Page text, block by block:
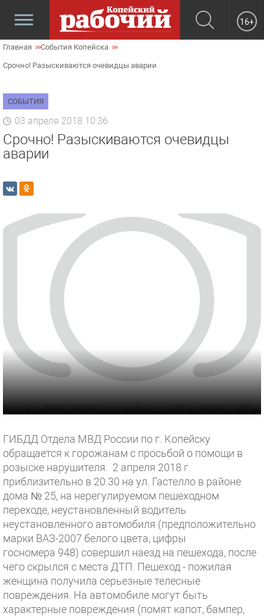
16+
Главная События Копейска
Срочно! Разыскиваются очевидцы аварии
СОБЫТИЯ
03 апреля 2018 10:36
Срочно! Разыскиваются очевидцы
аварии
ГИБДД Отдела МВД России по г. Копейску
обращается к горожанам с просьбой о помощи в
розыске нарушителя. 2 апреля 2018 г.
приблизительно в 20.30 на ул. Гастелло в районе
дома № 25, на нерегулируемом пешеходном
переходе, неустановленный водитель
неустановленного автомобиля (предположительно
марки ВАЗ-2007 белого цвета, цифры
госномера 948) совершил наезд на пешехода, после
чего скрылся с места ДТП. Пешеход - пожилая
женщина получила серьезные телесные
повреждения. На автомобиле могут быть
характерные повреждения (помят капот, бампер,